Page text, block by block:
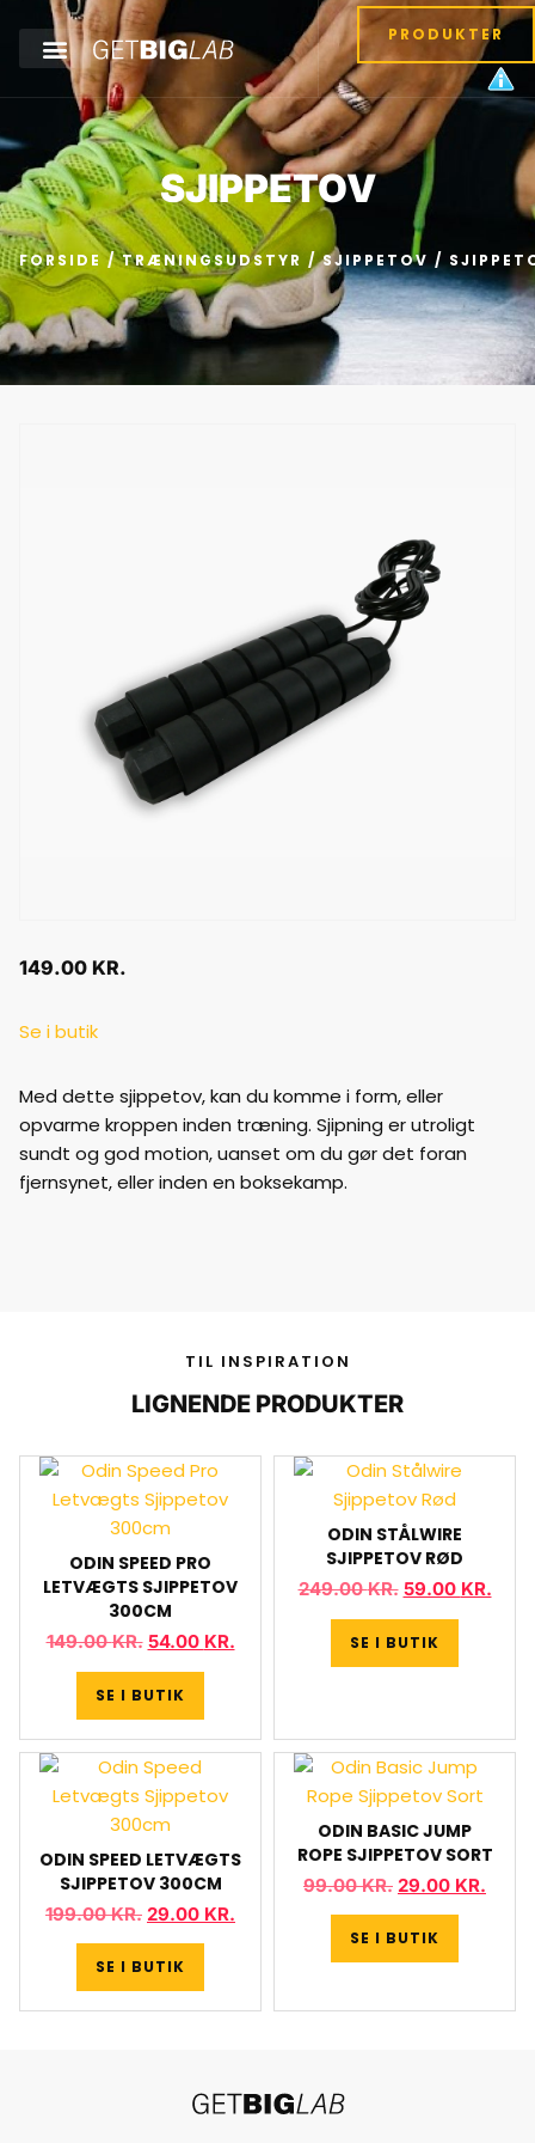
PRODUKTER
SJIPPETOV
FORSIDE /TRÆNINGSUDSTYR /SJIPPETOV /
149.00 KR.
Se i butik
Med dette sjippetov, kan du komme i form, eller
opvarme kroppen inden træning. Sjipning er utroligt
sundt og god motion, uanset om du gør det foran
fjernsynet, eller inden en boksekamp.
TIL INSPIRATION
LIGNENDE PRODUKTER
ODIN SPEED PRO
LETVÆGTS SJIPPETOV
300CM
149.00KR. 54.00 KR.
SE I BUTIK
ODIN STÅLWIRE
SJIPPETOV RØD
249.00KR. 59.00 KR.
SE I BUTIK
ODIN SPEED LETVÆGTS
SJIPPETOV 300CM
199.00KR. 29.00 KR.
SE I BUTIK
ODIN BASIC JUMP
ROPE SJIPPETOV SORT
99.00KR. 29.00 KR.
SE I BUTIK